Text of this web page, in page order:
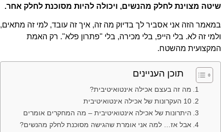
שיטה מצוינת לחלק מהנשים, ויכולה להיות מסוכנת לחלק אחר.
במאמר הזה אני אסביר לך בדיוק מה זה, איך זה עובד, למי זה מתאים,
ולמי זה לא. בלי הייפ, בלי מכירה, בלי "פתרון פלא". רק האמת
המקצועית מהשטח.
תוכן העניינים
מה זה בעצם אכילה אינטואיטיבית?
10 העקרונות של אכילה אינטואיטיבית
היתרונות של אכילה אינטואיטיבית – מה המחקרים אומרים
אבל אז… למה אני אומרת שהגישה מסוכנת לחלק מהנשים?